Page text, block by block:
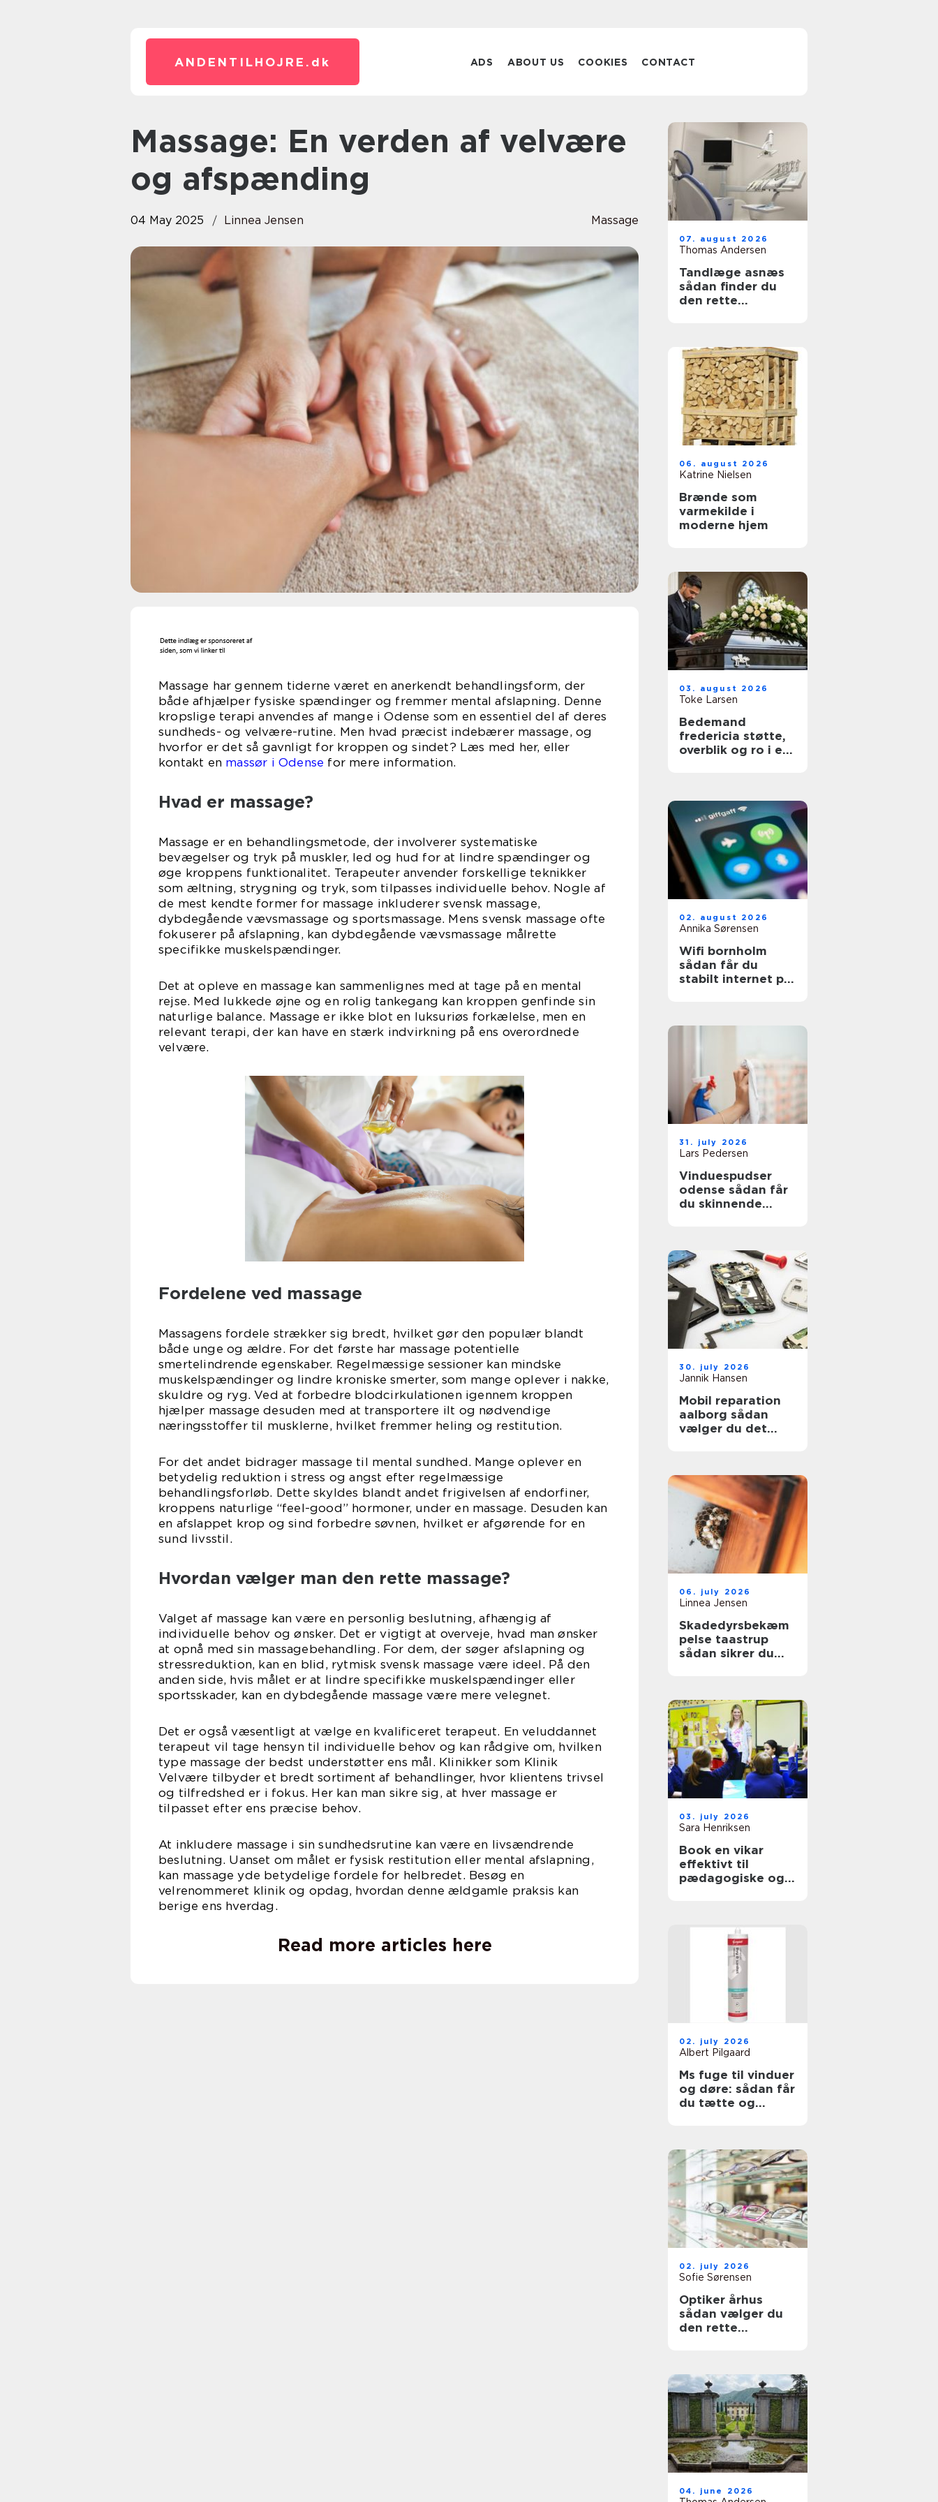
ANDENTILHOJRE. dk ADS ABOUT US COOKIES CONTACT
Massage: En verden af velvære
og afspænding
04 May 2025 Linnea Jensen Massage
Massage har gennem tiderne været en anerkendt behandlingsform, der
både afhjælper fysiske spændinger og fremmer mental afslapning. Denne
kropslige terapi anvendes af mange i Odense som en essentiel del af deres
sundheds- og velvære-rutine. Men hvad præcist indebærer massage, og
hvorfor er det så gavnligt for kroppen og sindet? Læs med her, eller
kontakt en massør i Odense for mere information.
Hvad er massage?
Massage er en behandlingsmetode, der involverer systematiske
bevægelser og tryk på muskler, led og hud for at lindre spændinger og
øge kroppens funktionalitet. Terapeuter anvender forskellige teknikker
som æltning, strygning og tryk, som tilpasses individuelle behov. Nogle af
de mest kendte former for massage inkluderer svensk massage,
dybdegående vævsmassage og sportsmassage. Mens svensk massage ofte
fokuserer på afslapning, kan dybdegående vævsmassage målrette
specifikke muskelspændinger.
Det at opleve en massage kan sammenlignes med at tage på en mental
rejse. Med lukkede øjne og en rolig tankegang kan kroppen genfinde sin
naturlige balance. Massage er ikke blot en luksuriøs forkælelse, men en
relevant terapi, der kan have en stærk indvirkning på ens overordnede
velvære.
Fordelene ved massage
Massagens fordele strækker sig bredt, hvilket gør den populær blandt
både unge og ældre. For det første har massage potentielle
smertelindrende egenskaber. Regelmæssige sessioner kan mindske
muskelspændinger og lindre kroniske smerter, som mange oplever i nakke,
skuldre og ryg. Ved at forbedre blodcirkulationen igennem kroppen
hjælper massage desuden med at transportere ilt og nødvendige
næringsstoffer til musklerne, hvilket fremmer heling og restitution.
For det andet bidrager massage til mental sundhed. Mange oplever en
betydelig reduktion i stress og angst efter regelmæssige
behandlingsforløb. Dette skyldes blandt andet frigivelsen af endorfiner,
kroppens naturlige “feel-good” hormoner, under en massage. Desuden kan
en afslappet krop og sind forbedre søvnen, hvilket er afgørende for en
sund livsstil.
Hvordan vælger man den rette massage?
Valget af massage kan være en personlig beslutning, afhængig af
individuelle behov og ønsker. Det er vigtigt at overveje, hvad man ønsker
at opnå med sin massagebehandling. For dem, der søger afslapning og
stressreduktion, kan en blid, rytmisk svensk massage være ideel. På den
anden side, hvis målet er at lindre specifikke muskelspændinger eller
sportsskader, kan en dybdegående massage være mere velegnet.
Det er også væsentligt at vælge en kvalificeret terapeut. En veluddannet
terapeut vil tage hensyn til individuelle behov og kan rådgive om, hvilken
type massage der bedst understøtter ens mål. Klinikker som Klinik
Velvære tilbyder et bredt sortiment af behandlinger, hvor klientens trivsel
og tilfredshed er i fokus. Her kan man sikre sig, at hver massage er
tilpasset efter ens præcise behov.
At inkludere massage i sin sundhedsrutine kan være en livsændrende
beslutning. Uanset om målet er fysisk restitution eller mental afslapning,
kan massage yde betydelige fordele for helbredet. Besøg en
velrenommeret klinik og opdag, hvordan denne ældgamle praksis kan
berige ens hverdag.
Read more articles here
07. august 2026
Thomas Andersen
Tandlæge asnæs
sådan finder du
den rette
06. august 2026
Katrine Nielsen
Brænde som
varmekilde i
moderne hjem
03. august 2026
Toke Larsen
Bedemand
fredericia støtte,
overblik og ro i en
02. august 2026
Annika Sørensen
Wifi bornholm
sådan får du
stabilt internet på
31. july 2026
Lars Pedersen
Vinduespudser
odense sådan får
du skinnende
30. july 2026
Jannik Hansen
Mobil reparation
aalborg sådan
vælger du det
06. july 2026
Linnea Jensen
Skadedyrsbekæm
pelse taastrup
sådan sikrer du
03. july 2026
Sara Henriksen
Book en vikar
effektivt til
pædagogiske og
02. july 2026
Albert Pilgaard
Ms fuge til vinduer
og døre: sådan får
du tætte og
02. july 2026
Sofie Sørensen
Optiker århus
sådan vælger du
den rette
04. june 2026